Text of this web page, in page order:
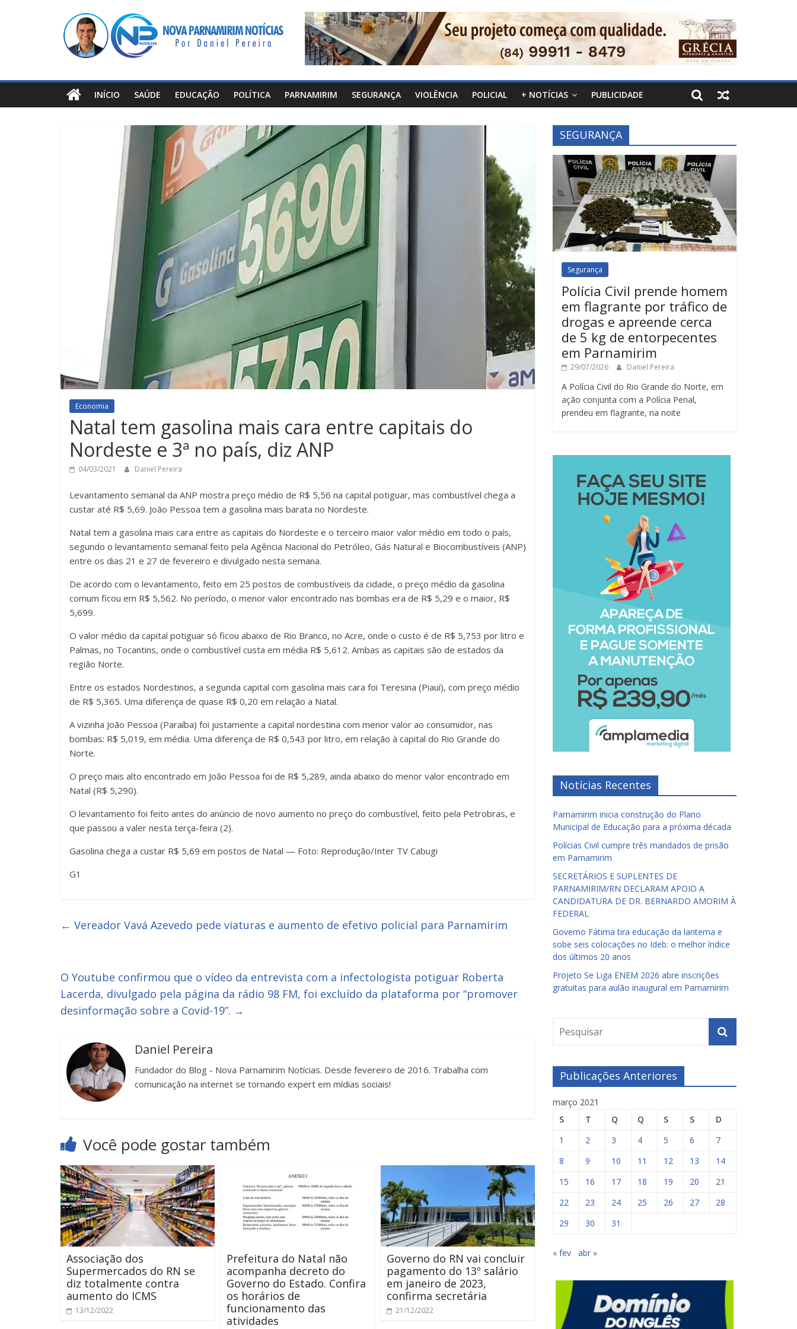
Nova
Parnamirim
Notícias
INÍCIO SAÚDE EDUCAÇÃO POLÍTICA PARNAMIRIM SEGURANÇA VIOLÊNCIA POLICIAL + NOTÍCIAS PUBLICIDADE
Economia
Natal tem gasolina mais cara entre capitais do
Nordeste e 3ª no país, diz ANP
04/03/2021 Daniel Pereira
Levantamento semanal da ANP mostra preço médio de R$ 5,56 na capital potiguar, mas combustível chega a
custar até R$ 5,69. João Pessoa tem a gasolina mais barata no Nordeste.
Natal tem a gasolina mais cara entre as capitais do Nordeste e o terceiro maior valor médio em todo o país,
segundo o levantamento semanal feito pela Agência Nacional do Petróleo, Gás Natural e Biocombustíveis (ANP)
entre os dias 21 e 27 de fevereiro e divulgado nesta semana.
De acordo com o levantamento, feito em 25 postos de combustíveis da cidade, o preço médio da gasolina
comum ficou em R$ 5,562. No período, o menor valor encontrado nas bombas era de R$ 5,29 e o maior, R$
5,699.
O valor médio da capital potiguar só ficou abaixo de Rio Branco, no Acre, onde o custo é de R$ 5,753 por litro e
Palmas, no Tocantins, onde o combustível custa em média R$ 5,612. Ambas as capitais são de estados da
região Norte.
Entre os estados Nordestinos, a segunda capital com gasolina mais cara foi Teresina (Piauí), com preço médio
de R$ 5,365. Uma diferença de quase R$ 0,20 em relação a Natal.
A vizinha João Pessoa (Paraíba) foi justamente a capital nordestina com menor valor ao consumidor, nas
bombas: R$ 5,019, em média. Uma diferença de R$ 0,543 por litro, em relação à capital do Rio Grande do
Norte.
O preço mais alto encontrado em João Pessoa foi de R$ 5,289, ainda abaixo do menor valor encontrado em
Natal (R$ 5,290).
O levantamento foi feito antes do anúncio de novo aumento no preço do combustível, feito pela Petrobras, e
que passou a valer nesta terça-feira (2).
Gasolina chega a custar R$ 5,69 em postos de Natal — Foto: Reprodução/Inter TV Cabugi
G1
← Vereador Vavá Azevedo pede viaturas e aumento de efetivo policial para Parnamirim
O Youtube confirmou que o vídeo da entrevista com a infectologista potiguar Roberta
Lacerda, divulgado pela página da rádio 98 FM, foi excluído da plataforma por “promover
desinformação sobre a Covid-19”. →
Daniel Pereira
Fundador do Blog - Nova Parnamirim Notícias. Desde fevereiro de 2016. Trabalha com
comunicação na internet se tornando expert em mídias sociais!
Você pode gostar também
Associação dos
Supermercados do RN se
diz totalmente contra
aumento do ICMS
13/12/2022
Prefeitura do Natal não
acompanha decreto do
Governo do Estado. Confira
os horários de
funcionamento das
atividades
Governo do RN vai concluir
pagamento do 13º salário
em janeiro de 2023,
confirma secretária
21/12/2022
SEGURANÇA
Segurança
Polícia Civil prende homem
em flagrante por tráfico de
drogas e apreende cerca
de 5 kg de entorpecentes
em Parnamirim
29/07/2026 Daniel Pereira
A Polícia Civil do Rio Grande do Norte, em
ação conjunta com a Polícia Penal,
prendeu em flagrante, na noite
Notícias Recentes
Parnamirim inicia construção do Plano
Municipal de Educação para a próxima década
Polícias Civil cumpre três mandados de prisão
em Parnamirim
SECRETÁRIOS E SUPLENTES DE
PARNAMIRIM/RN DECLARAM APOIO A
CANDIDATURA DE DR. BERNARDO AMORIM À
FEDERAL
Governo Fátima tira educação da lanterna e
sobe seis colocações no Ideb: o melhor índice
dos últimos 20 anos
Projeto Se Liga ENEM 2026 abre inscrições
gratuitas para aulão inaugural em Parnamirim
Publicações Anteriores
março 2021
S
T Q Q S S
D
1
2 3 4 5 6
7
8
9 10 11 12 13
14
15
16 17 18 19 20
21
22
23 24 25 26 27
28
29
30 31
« fev abr »